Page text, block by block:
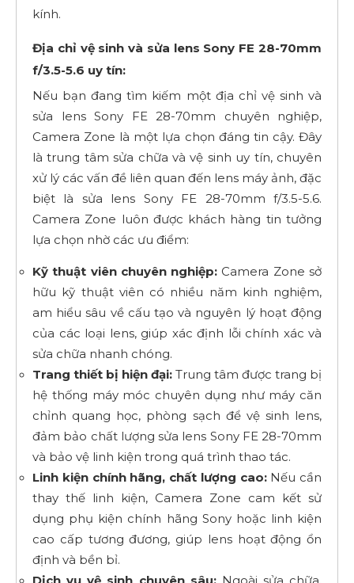
kính.
Địa chỉ vệ sinh và sửa lens Sony FE 28-70mm
f/3.5-5.6 uy tín:
Nếu bạn đang tìm kiếm một địa chỉ vệ sinh và
sửa lens Sony FE 28-70mm chuyên nghiệp,
Camera Zone là một lựa chọn đáng tin cậy. Đây
là trung tâm sửa chữa và vệ sinh uy tín, chuyên
xử lý các vấn đề liên quan đến lens máy ảnh, đặc
biệt là sửa lens Sony FE 28-70mm f/3.5-5.6.
Camera Zone luôn được khách hàng tin tưởng
lựa chọn nhờ các ưu điểm:
Kỹ thuật viên chuyên nghiệp: Camera Zone sở
hữu kỹ thuật viên có nhiều năm kinh nghiệm,
am hiểu sâu về cấu tạo và nguyên lý hoạt động
của các loại lens, giúp xác định lỗi chính xác và
sửa chữa nhanh chóng.
Trang thiết bị hiện đại: Trung tâm được trang bị
hệ thống máy móc chuyên dụng như máy căn
chỉnh quang học, phòng sạch để vệ sinh lens,
đảm bảo chất lượng sửa lens Sony FE 28-70mm
và bảo vệ linh kiện trong quá trình thao tác.
Linh kiện chính hãng, chất lượng cao: Nếu cần
thay thế linh kiện, Camera Zone cam kết sử
dụng phụ kiện chính hãng Sony hoặc linh kiện
cao cấp tương đương, giúp lens hoạt động ổn
định và bền bỉ.